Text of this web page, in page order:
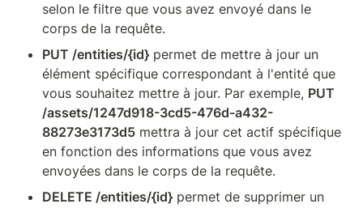
selon le filtre que vous avez envoyé dans le
corps de la requête.
PUT /entities/{id} permet de mettre à jour un
élément spécifique correspondant à l'entité que
vous souhaitez mettre à jour. Par exemple, PUT
/assets/1247d918-3cd5-476d-a432-
88273e3173d5 mettra à jour cet actif spécifique
en fonction des informations que vous avez
envoyées dans le corps de la requête.
DELETE /entities/{id} permet de supprimer un